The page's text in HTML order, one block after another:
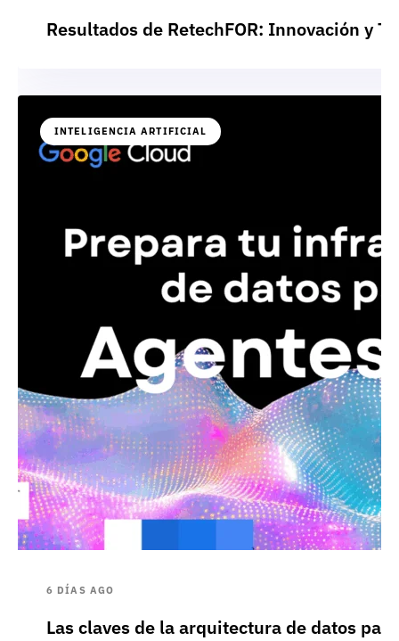
Resultados de RetechFOR: Innovación y
INTELIGENCIA ARTIFICIAL
6 DÍAS AGO
Las claves de la arquitectura de datos